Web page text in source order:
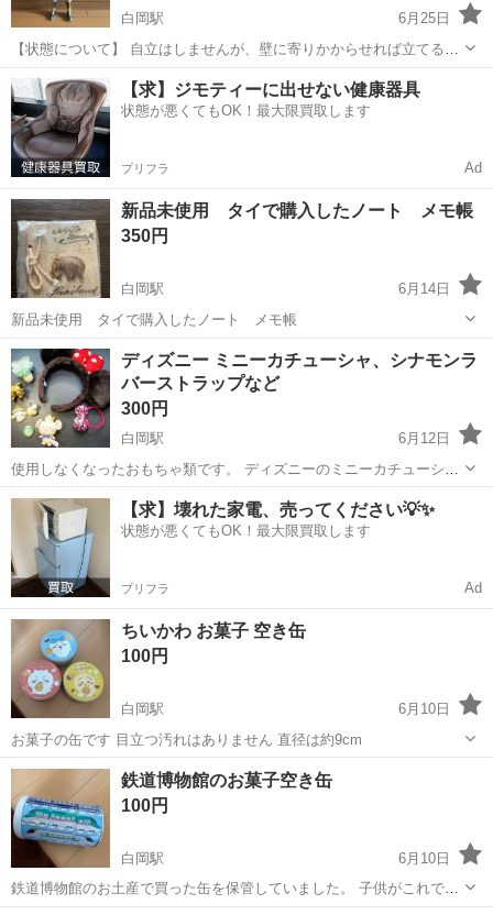
白岡駅
6月25日
​【状態について】 ​自立はしませんが、壁に寄りかからせれば立てるこ
とができます。 ​かなり昔のもののため、購入当初の付属品がすべて揃
っているか不明です。 ​画像1に写っているものが全てとなります。 コ
レクション映え...
埼玉 白岡市 白岡駅 画像
【求】ジモティーに出せない健康器具
状態が悪くてもOK！最大限買取します
プリフラ Ad
新品未使用 タイで購入したノート メモ帳
350円
白岡駅
6月14日
新品未使用 タイで購入したノート メモ帳
埼玉 白岡市 白岡駅
ディズニー ミニーカチューシャ、シナモンラ
バーストラップなど
300円
白岡駅
6月12日
使用しなくなったおもちゃ類です。 ディズニーのミニーカチューシ
ャ、シナモンロールラバーストラップなど写真記載のものをまとめて
のお譲りいたします。
埼玉 白岡市 白岡駅 パーティグッズ
【求】壊れた家電、売ってください💡✨
状態が悪くてもOK！最大限買取します
プリフラ Ad
ちいかわ お菓子 空き缶
100円
白岡駅
6月10日
お菓子の缶です 目立つ汚れはありません 直径は約9cm
埼玉 白岡市 白岡駅 その他 ちい
鉄道博物館のお菓子空き缶
100円
白岡駅
6月10日
鉄道博物館のお土産で買った缶を保管していました。 子供がこれで遊
んでいたため、傷などあります。 絵を合わせるのが楽しいので、電車